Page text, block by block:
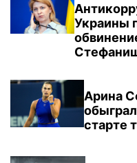
Украины
Арина
старте